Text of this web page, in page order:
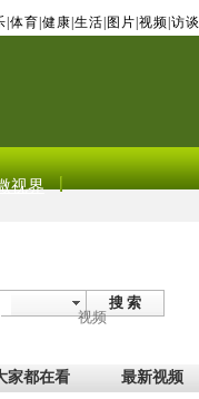
体育 健康 生活 图片 视频 访谈
视界
搜 索
视频
家都在看 最新视频